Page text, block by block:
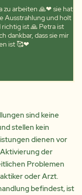
zu arbeiten 🙏❤ sie hat
Ausstrahlung und holt
ist 🙏 Petra ist
dankbar, dass sie mir
ist 🥰❤
sind keine
stellen kein
dienen vor
der
Problemen
oder Arzt.
befindest, ist